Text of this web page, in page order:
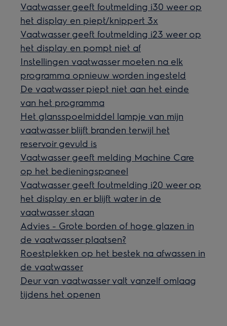
Vaatwasser geeft foutmelding i30 weer op
het display en piept/knippert 3x
Vaatwasser geeft foutmelding i23 weer op
het display en pompt niet af
Instellingen vaatwasser moeten na elk
programma opnieuw worden ingesteld
De vaatwasser piept niet aan het einde
van het programma
Het glansspoelmiddel lampje van mijn
vaatwasser blijft branden terwijl het
reservoir gevuld is
Vaatwasser geeft melding Machine Care
op het bedieningspaneel
Vaatwasser geeft foutmelding i20 weer op
het display en er blijft water in de
vaatwasser staan
Advies - Grote borden of hoge glazen in
de vaatwasser plaatsen?
Roestplekken op het bestek na afwassen in
de vaatwasser
Deur van vaatwasser valt vanzelf omlaag
tijdens het openen